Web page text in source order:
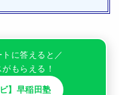
に答えると／
もらえる！
】早稲田塾